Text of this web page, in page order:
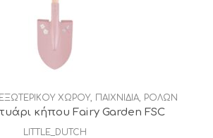
ΕΞΩΤΕΡΙΚΟΥ ΧΩΡΟΥ, ΠΑΙΧΝΙΔΙΑ, ΡΟΛΩΝ
κήπου Fairy Garden FSC
LITTLE_DUTCH